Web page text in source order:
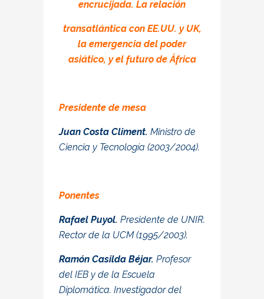
encrucijada. La relación
transatlántica con EE.UU. y UK,
la emergencia del poder
asiático, y el futuro de África
Presidente de mesa
Juan Costa Climent. Ministro de
Ciencia y Tecnología (2003/2004).
Ponentes
Rafael Puyol. Presidente de UNIR.
Rector de la UCM (1995/2003).
Ramón Casilda Béjar. Profesor
del IEB y de la Escuela
Diplomática. Investigador del